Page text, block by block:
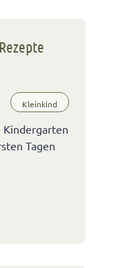
Kleinkind
Kindergarten
Tagen